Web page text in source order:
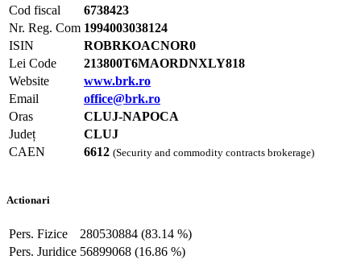
Cod fiscal
6738423
Nr. Reg. Com 1994003038124
ISIN
ROBRKOACNOR0
Lei Code
213800T6MAORDNXLY818
Website
www.brk.ro
Email
office@brk.ro
Oras
CLUJ-NAPOCA
Județ
CLUJ
CAEN
6612 (Security and commodity contracts brokerage)
Actionari
Pers. Fizice
280530884 (83.14 %)
Pers. Juridice 56899068 (16.86 %)